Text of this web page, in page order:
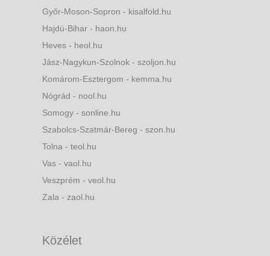
Győr-Moson-Sopron - kisalfold.hu
Hajdú-Bihar - haon.hu
Heves - heol.hu
Jász-Nagykun-Szolnok - szoljon.hu
Komárom-Esztergom - kemma.hu
Nógrád - nool.hu
Somogy - sonline.hu
Szabolcs-Szatmár-Bereg - szon.hu
Tolna - teol.hu
Vas - vaol.hu
Veszprém - veol.hu
Zala - zaol.hu
Közélet